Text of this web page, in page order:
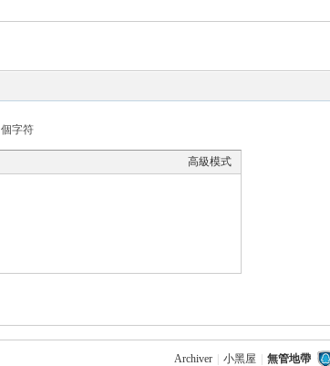
個字符
高級模式
Archiver 小黑屋 無管地帶